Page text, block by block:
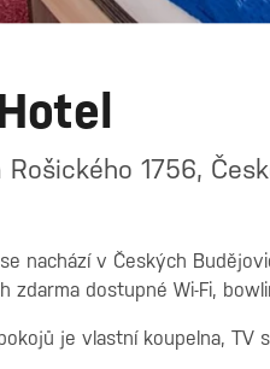
Rošického 1756,
nachází v Českých
zdarma dostupné Wi-Fi,
je vlastní koupelna, TV